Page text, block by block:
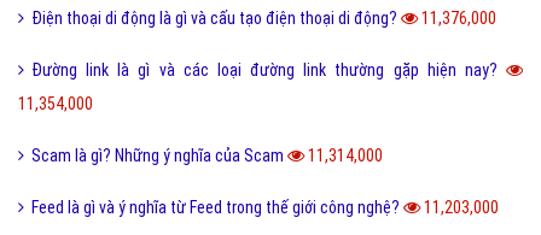
Điện thoại di động là gì và cấu tạo điện thoại di động? 11,376,000
Đường link là gì và các loại đường link thường gặp hiện nay?
11,354,000
Scam là gì? Những ý nghĩa của Scam 11,314,000
Feed là gì và ý nghĩa từ Feed trong thế giới công nghệ? 11,203,000